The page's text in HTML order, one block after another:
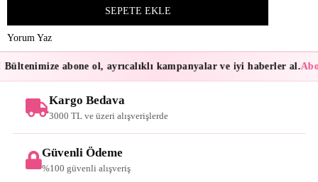
Yorum Yaz
abone ol, ayrıcalıklı kampanyalar ve iyi haberler al.
Kargo Bedava
3000 TL ve üzeri alışverişlerde
Güvenli Ödeme
%100 güvenli alışveriş